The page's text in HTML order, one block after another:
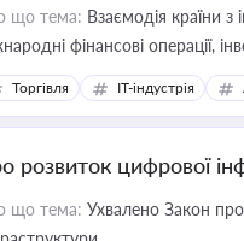
що тема: Взаємодія країни
фінансові операції,
Торгівля IT-індустрія
розвиток цифрової
що тема: Ухвалено Закон